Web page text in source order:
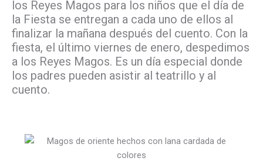
los Reyes Magos para los niños que el día de
la Fiesta se entregan a cada uno de ellos al
finalizar la mañana después del cuento. Con la
fiesta, el último viernes de enero, despedimos
a los Reyes Magos. Es un día especial donde
los padres pueden asistir al teatrillo y al
cuento.